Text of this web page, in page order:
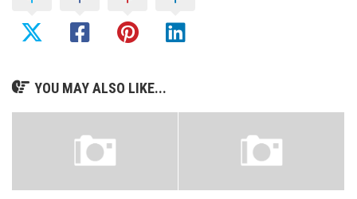
YOU MAY ALSO LIKE...